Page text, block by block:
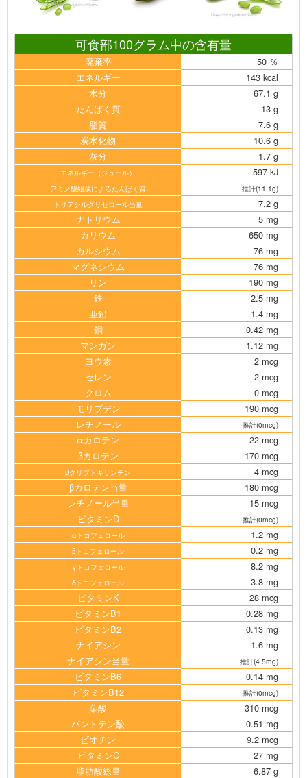
可食部100グラム中の含有量
廃棄率
50 ％
エネルギー
143 kcal
水分
67.1 g
たんぱく質
13 g
脂質
7.6 g
炭水化物
10.6 g
灰分
1.7 g
エネルギー（ジュール） 597 kJ
アミノ酸組成によるたんぱく質
推計(11.1g)
トリアシルグリセロール当量
7.2 g
ナトリウム
5 mg
カリウム
650 mg
カルシウム
76 mg
マグネシウム
76 mg
リン
190 mg
鉄
2.5 mg
亜鉛
1.4 mg
銅
0.42 mg
マンガン
1.12 mg
ヨウ素
2 mcg
セレン
2 mcg
クロム
0 mcg
モリブデン
190 mcg
レチノール
推計(0mcg)
αカロテン
22 mcg
βカロテン
170 mcg
βクリプトキサンチン
4 mcg
βカロテン当量
180 mcg
レチノール当量
15 mcg
ビタミンD
推計(0mcg)
αトコフェロール
1.2 mg
βトコフェロール 0.2 mg
γトコフェロール 8.2 mg
δトコフェロール
3.8 mg
ビタミンK
28 mcg
ビタミンB1
0.28 mg
ビタミンB2
0.13 mg
ナイアシン
1.6 mg
ナイアシン当量
推計(4.5mg)
ビタミンB6
0.14 mg
ビタミンB12
推計(0mcg)
葉酸
310 mcg
パントテン酸
0.51 mg
ビオチン
9.2 mcg
ビタミンC
27 mg
脂肪酸総量
6.87 g